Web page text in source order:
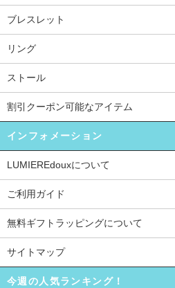
ブレスレット
リング
ストール
割引クーポン可能なアイテム
インフォメーション
LUMIEREdouxについて
ご利用ガイド
無料ギフトラッピングについて
サイトマップ
今週の人気ランキング！